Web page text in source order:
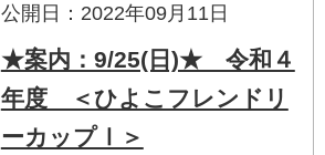
公開日：2022年09月11日
★案内：9/25(日)★ 令和４
年度 ＜ひよこフレンドリ
ーカップⅠ＞